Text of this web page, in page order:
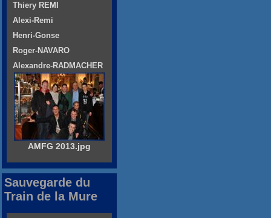
Thiery REMI
Alexi-Remi
Henri-Gonse
Roger-NAVARO
Alexandre-RADMACHER
AMFG 2013.jpg
Sauvegarde du
Train de la Mure